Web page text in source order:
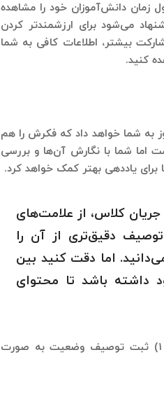
زمان دانش‌آموزان خود را مشاهده
می‌شود برای ارزشمندتر کردن
بیشتر، اطلاعات کافی به شما
کنید.
به شما خواهد داد که فکرش را هم
اما شما با نگارش آن‌ها و بررسی
یاددهی بهتر کمک خواهد کرد.
کلاس، از علامت‌های
دقیق‌تری از آن را
اما دقت کنید بین
داشته باشد تا محتوای
شما به دو روش می‌توانید مشاهدات خودتان در کلاس درس را ثبت کنید. ۱) ثبت توصیف وضعیت به صورت